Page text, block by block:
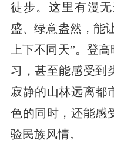
徒步。这里有漫
盛、绿意盎然，能
上下不同天”。登
习，甚至能感受到
寂静的山林远离都
色的同时，还能感
验民族风情。